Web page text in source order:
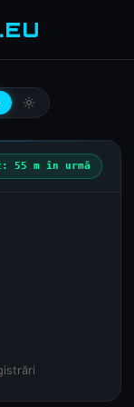
.EU
light_mode
55 m în urmă